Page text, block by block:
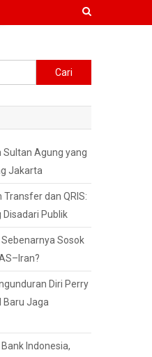
untuk:
Sultan Agung yang
Jakarta
dan QRIS:
Disadari Publik
Sebenarnya Sosok
Diri Perry
Baru Jaga
Indonesia,